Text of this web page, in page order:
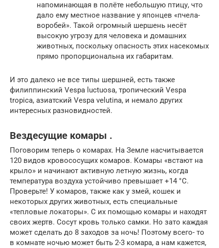
напоминающая в полёте небольшую птицу, что
дало ему местное название у японцев «пчела-
воробей». Такой огромный шершень несёт
высокую угрозу для человека и домашних
животных, поскольку опасность этих насекомых
прямо пропорциональна их габаритам.
И это далеко не все типы шершней, есть также
филиппинский Vespa luctuosa, тропический Vespa
tropica, азиатский Vespa velutina, и немало других
интересных разновидностей.
Вездесущие комары .
Поговорим теперь о комарах. На Зем­ле насчитывается
120 видов кровососущих комаров. Комары «встают на
крыло» и начинают активную летную жизнь, когда
температура воздуха устойчиво превышает +14 °С.
Проверьте! У комаров, также как у змей, кошек и
некоторых других жи­вотных, есть специальные
«тепловые локаторы». С их помощью комары и находят
своих жертв. Сосут кровь только самки. Но зато каждая
может сделать до 8 заходов за ночь! Поэтому всего- то
в комнате ночью может быть 2-3 комара, а нам кажется,